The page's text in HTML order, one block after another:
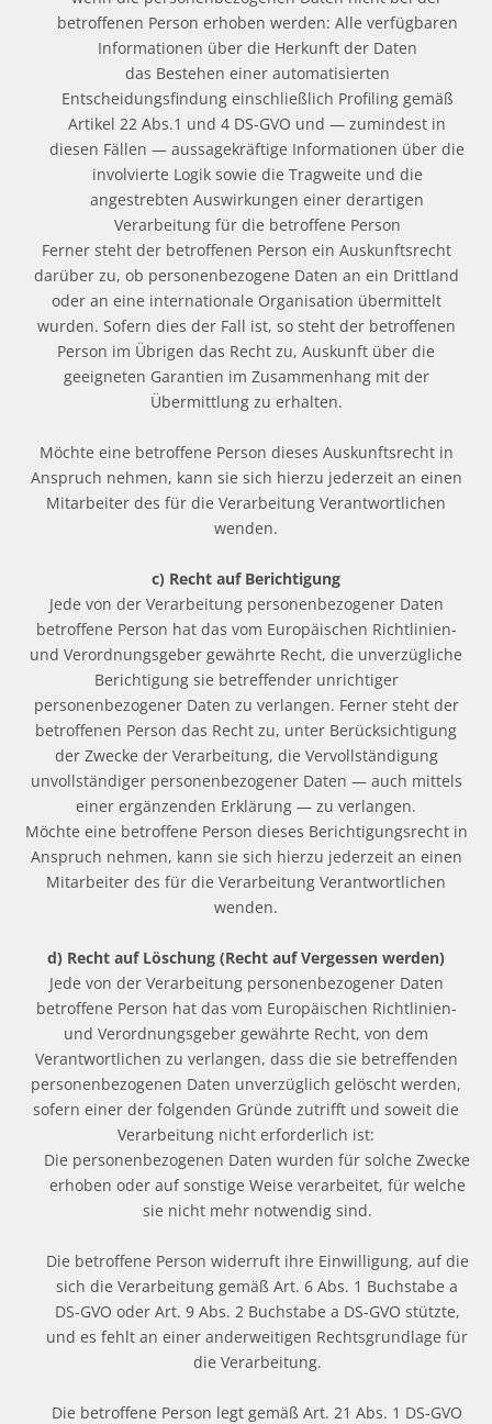
betroffenen Person erhoben werden: Alle verfügbaren
Informationen über die Herkunft der Daten
das Bestehen einer automatisierten
Entscheidungsfindung einschließlich Profiling gemäß
Artikel 22 Abs.1 und 4 DS-GVO und — zumindest in
diesen Fällen — aussagekräftige Informationen über die
involvierte Logik sowie die Tragweite und die
angestrebten Auswirkungen einer derartigen
Verarbeitung für die betroffene Person
Ferner steht der betroffenen Person ein Auskunftsrecht
darüber zu, ob personenbezogene Daten an ein Drittland
oder an eine internationale Organisation übermittelt
wurden. Sofern dies der Fall ist, so steht der betroffenen
Person im Übrigen das Recht zu, Auskunft über die
geeigneten Garantien im Zusammenhang mit der
Übermittlung zu erhalten.
Möchte eine betroffene Person dieses Auskunftsrecht in
Anspruch nehmen, kann sie sich hierzu jederzeit an einen
Mitarbeiter des für die Verarbeitung Verantwortlichen
wenden.
c) Recht auf Berichtigung
Jede von der Verarbeitung personenbezogener Daten
betroffene Person hat das vom Europäischen Richtlinien-
und Verordnungsgeber gewährte Recht, die unverzügliche
Berichtigung sie betreffender unrichtiger
personenbezogener Daten zu verlangen. Ferner steht der
betroffenen Person das Recht zu, unter Berücksichtigung
der Zwecke der Verarbeitung, die Vervollständigung
unvollständiger personenbezogener Daten — auch mittels
einer ergänzenden Erklärung — zu verlangen.
Möchte eine betroffene Person dieses Berichtigungsrecht in
Anspruch nehmen, kann sie sich hierzu jederzeit an einen
Mitarbeiter des für die Verarbeitung Verantwortlichen
wenden.
d) Recht auf Löschung (Recht auf Vergessen werden)
Jede von der Verarbeitung personenbezogener Daten
betroffene Person hat das vom Europäischen Richtlinien-
und Verordnungsgeber gewährte Recht, von dem
Verantwortlichen zu verlangen, dass die sie betreffenden
personenbezogenen Daten unverzüglich gelöscht werden,
sofern einer der folgenden Gründe zutrifft und soweit die
Verarbeitung nicht erforderlich ist:
Die personenbezogenen Daten wurden für solche Zwecke
erhoben oder auf sonstige Weise verarbeitet, für welche
sie nicht mehr notwendig sind.
Die betroffene Person widerruft ihre Einwilligung, auf die
sich die Verarbeitung gemäß Art. 6 Abs. 1 Buchstabe a
DS-GVO oder Art. 9 Abs. 2 Buchstabe a DS-GVO stützte,
und es fehlt an einer anderweitigen Rechtsgrundlage für
die Verarbeitung.
Die betroffene Person legt gemäß Art. 21 Abs. 1 DS-GVO